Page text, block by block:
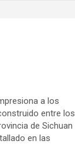
a los
entre los
de Sichuan
en las